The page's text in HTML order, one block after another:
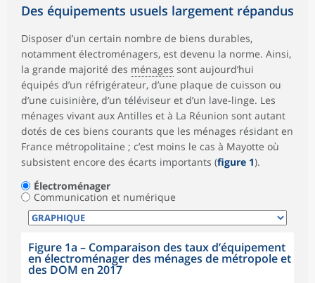
Des équipements usuels largement répandus
Disposer d’un certain nombre de biens durables,
notamment électroménagers, est devenu la norme. Ainsi,
la grande majorité des ménages sont aujourd’hui
équipés d’un réfrigérateur, d’une plaque de cuisson ou
d’une cuisinière, d’un téléviseur et d’un lave-linge. Les
ménages vivant aux Antilles et à La Réunion sont autant
dotés de ces biens courants que les ménages résidant en
France métropolitaine ; c’est moins le cas à Mayotte où
subsistent encore des écarts importants (figure 1).
Électroménager
Communication et numérique
Figure 1a – Comparaison des taux d’équipement
en électroménager des ménages de métropole et
des DOM en 2017